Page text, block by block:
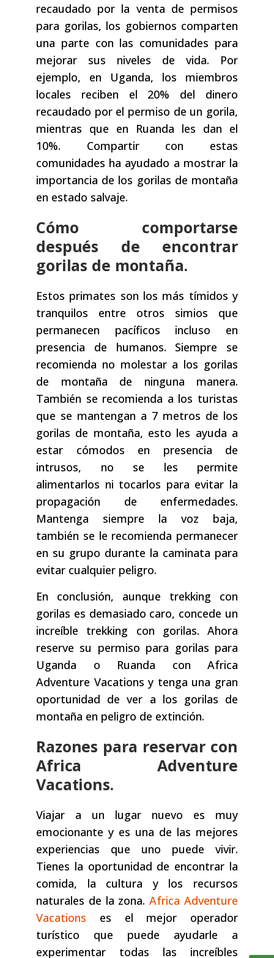
recaudado por la venta de permisos
para gorilas, los gobiernos comparten
una parte con las comunidades para
mejorar sus niveles de vida. Por
ejemplo, en Uganda, los miembros
locales reciben el 20% del dinero
recaudado por el permiso de un gorila,
mientras que en Ruanda les dan el
10%. Compartir con estas
comunidades ha ayudado a mostrar la
importancia de los gorilas de montaña
en estado salvaje.
Cómo comportarse
después de encontrar
gorilas de montaña.
Estos primates son los más tímidos y
tranquilos entre otros simios que
permanecen pacíficos incluso en
presencia de humanos. Siempre se
recomienda no molestar a los gorilas
de montaña de ninguna manera.
También se recomienda a los turistas
que se mantengan a 7 metros de los
gorilas de montaña, esto les ayuda a
estar cómodos en presencia de
intrusos, no se les permite
alimentarlos ni tocarlos para evitar la
propagación de enfermedades.
Mantenga siempre la voz baja,
también se le recomienda permanecer
en su grupo durante la caminata para
evitar cualquier peligro.
En conclusión, aunque trekking con
gorilas es demasiado caro, concede un
increíble trekking con gorilas. Ahora
reserve su permiso para gorilas para
Uganda o Ruanda con Africa
Adventure Vacations y tenga una gran
oportunidad de ver a los gorilas de
montaña en peligro de extinción.
Razones para reservar con
Africa Adventure
Vacations.
Viajar a un lugar nuevo es muy
emocionante y es una de las mejores
experiencias que uno puede vivir.
Tienes la oportunidad de encontrar la
comida, la cultura y los recursos
naturales de la zona.Africa Adventure
Vacations es el mejor operador
turístico que puede ayudarle a
experimentar todas las increíbles